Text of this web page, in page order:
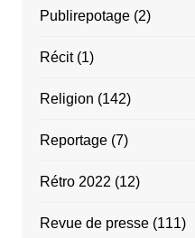
Publirepotage(2)
Récit(1)
Religion (142)
Reportage(7)
Rétro 2022 (12)
Revue de presse(111)